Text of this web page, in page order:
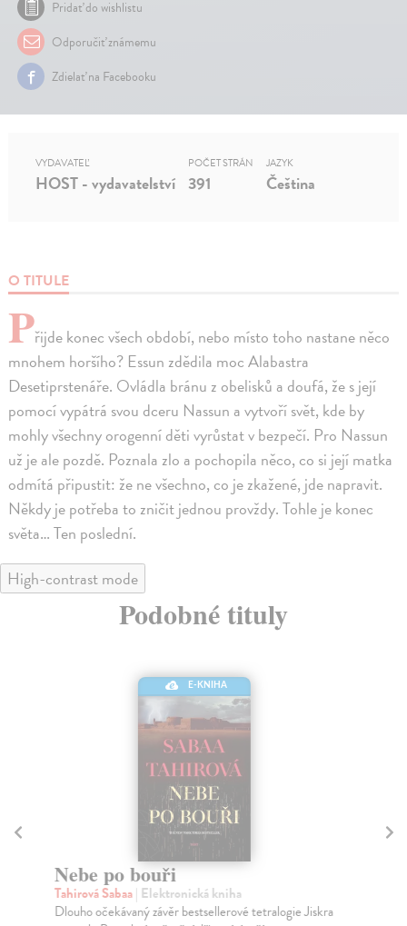
Pridať do wishlistu
Odporučiť známemu
Zdielať na Facebooku
O TITULE
Přijde konec všech období, nebo místo toho nastane něco
mnohem horšího? Essun zdědila moc Alabastra
Desetiprstenáře. Ovládla bránu z obelisků a doufá, že s její
pomocí vypátrá svou dceru Nassun a vytvoří svět, kde by
mohly všechny orogenní děti vyrůstat v bezpečí. Pro Nassun
už je ale pozdě. Poznala zlo a pochopila něco, co si její matka
odmítá připustit: že ne všechno, co je zkažené, jde napravit.
Někdy je potřeba to zničit jednou provždy. Tohle je konec
světa… Ten poslední.
VYDAVATEĽ
HOST - vydavatelství
POČET STRÁN
391
JAZYK
Čeština
High-contrast mode
Podobné tituly
E-KNIHA
Nebe po bouři
Tahirová Sabaa| Elektronická kniha
Dlouho očekávaný závěr bestsellerové tetralogie Jiskra